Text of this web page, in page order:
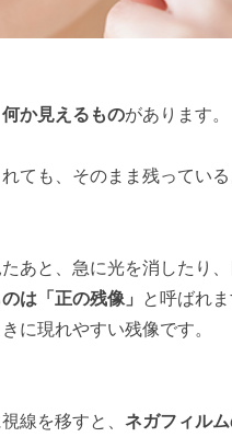
か見えるものがあります。
ても、そのまま残ってい
あと、急に光を消したり
は「正の残像」
と呼ばれま
に現れやすい残像です。
線を移すと、 ネガフィル